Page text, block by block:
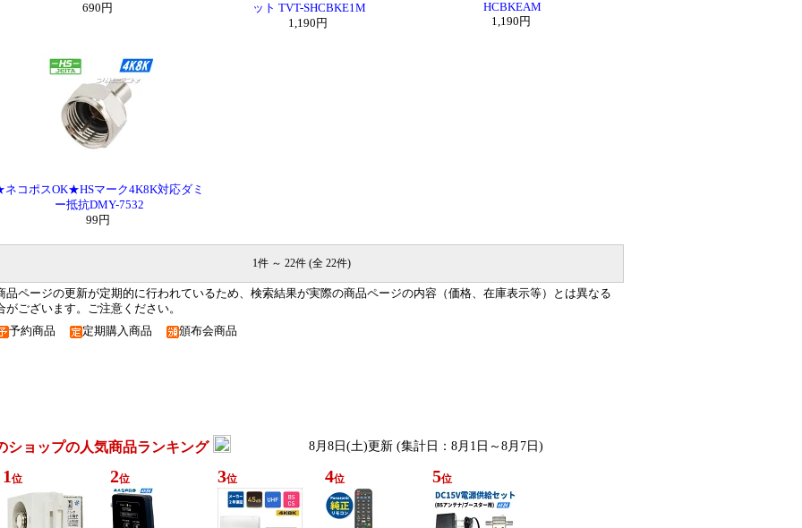
690円
ット TVT-SHCBKE1M
1,190円
HCBKEAM
1,190円
コポスOK★HSマーク4K8K対応ダミ
ー抵抗DMY-7532
99円
1件 ～ 22件 (全 22件)
ページの更新が定期的に行われているため、検索結果が実際の商品ページの内容（価格、在庫表示等）とは異なる
がございます。ご注意ください。
予約商品 定期購入商品 頒布会商品
ショップの人気商品ランキング 8月8日(土)更新 (集計日：8月1日～8月7日)
1 位 2位 3位 4位 5位